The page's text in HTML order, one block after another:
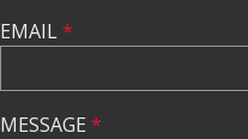
EMAIL*
MESSAGE *